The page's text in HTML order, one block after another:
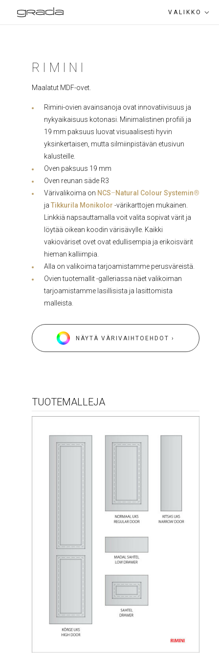
VALIKKO
TUOTEET
KEITTIÖKALUSTEIDEN OVET
ERIKOISMAALATUT MDF- JA -
PÄÄLLYSTETYT OVET
KYLPYHUONEKALUSTEET
IHMISET
RIMINI
Maalatut MDF-ovet.
Rimini-ovien avainsanoja ovat innovatiivisuus ja
nykyaikaisuus kotonasi. Minimalistinen profiili ja
19 mm paksuus luovat visuaalisesti hyvin
yksinkertaisen, mutta silmiinpistävän etusivun
kalusteille.
Oven paksuus 19 mm
Oven reunan säde R3
Värivalikoima on NCS–Natural Colour Systemin®
ja Tikkurila Monikolor -värikarttojen mukainen.
Linkkiä napsauttamalla voit valita sopivat värit ja
löytää oikean koodin värisävylle. Kaikki
vakioväriset ovet ovat edullisempia ja erikoisvärit
hieman kalliimpia.
Alla on valikoima tarjoamistamme perusväreistä.
Ovien tuotemallit -galleriassa näet valikoiman
tarjoamistamme lasillisista ja lasittomista
malleista.
NÄYTÄ VÄRIVAIHTOEHDOT ›
TUOTEMALLEJA